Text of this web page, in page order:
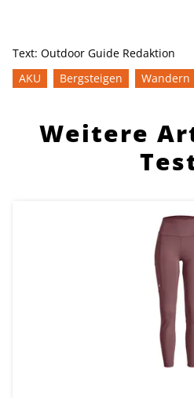
Text: Outdoor Guide Redaktion
AKU
Bergsteigen Wandern
Weitere